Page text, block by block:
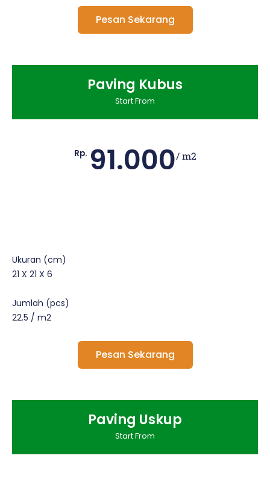
Pesan Sekarang
Paving Kubus
Start From
Rp. 91.000/ m2
Ukuran (cm)
21 X 21 X 6
Jumlah (pcs)
22.5 / m2
Pesan Sekarang
Paving Uskup
Start From